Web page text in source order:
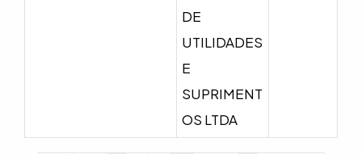
DE
UTILIDADES
E
SUPRIMENT
OS LTDA